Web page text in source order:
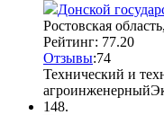
Донской
Ростовская
Рейтинг: 77.20
Отзывы:74
Технический и
агроинженерный
148.